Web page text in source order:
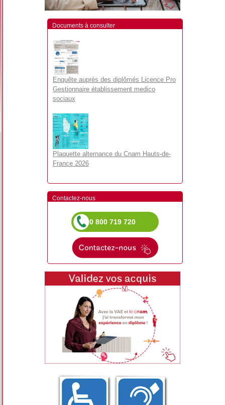
Documents à consulter
Enquête auprès des diplômés Licence Pro
Gestionnaire établissement medico
sociaux
Plaquette alternance du Cnam Hauts-de-
France 2026
Contactez-nous
0 800 719 720